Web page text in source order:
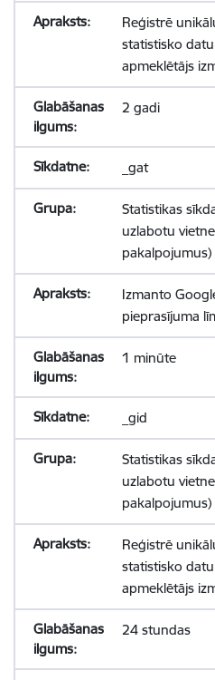
Reģistrē
statistisko
apmeklētājs
2 gadi
_gat
Statistikas
uzlabotu
pakalpojumus)
Izmanto
pieprasījuma
1 minūte
_gid
Statistikas
uzlabotu
pakalpojumus)
Reģistrē
statistisko
apmeklētājs
24 stundas